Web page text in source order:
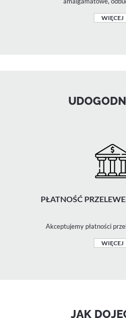
WIĘCEJ
PŁATNOŚĆ
Akceptujemy płatności
WIĘCEJ
JAK